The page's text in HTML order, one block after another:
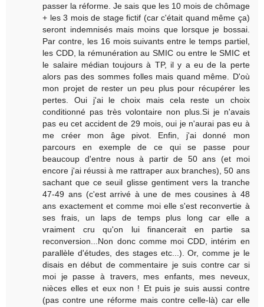
passer la réforme. Je sais que les 10 mois de chômage
+ les 3 mois de stage fictif (car c'était quand même ça)
seront indemnisés mais moins que lorsque je bossai.
Par contre, les 16 mois suivants entre le temps partiel,
les CDD, la rémunération au SMIC ou entre le SMIC et
le salaire médian toujours à TP, il y a eu de la perte
alors pas des sommes folles mais quand même. D'où
mon projet de rester un peu plus pour récupérer les
pertes. Oui j'ai le choix mais cela reste un choix
conditionné pas très volontaire non plus.Si je n'avais
pas eu cet accident de 29 mois, oui je n'aurai pas eu à
me créer mon âge pivot. Enfin, j'ai donné mon
parcours en exemple de ce qui se passe pour
beaucoup d'entre nous à partir de 50 ans (et moi
encore j'ai réussi à me rattraper aux branches), 50 ans
sachant que ce seuil glisse gentiment vers la tranche
47-49 ans (c'est arrivé à une de mes cousines à 48
ans exactement et comme moi elle s'est reconvertie à
ses frais, un laps de temps plus long car elle a
vraiment cru qu'on lui financerait en partie sa
reconversion...Non donc comme moi CDD, intérim en
parallèle d'études, des stages etc...). Or, comme je le
disais en début de commentaire je suis contre car si
moi je passe à travers, mes enfants, mes neveux,
nièces elles et eux non ! Et puis je suis aussi contre
(pas contre une réforme mais contre celle-là) car elle